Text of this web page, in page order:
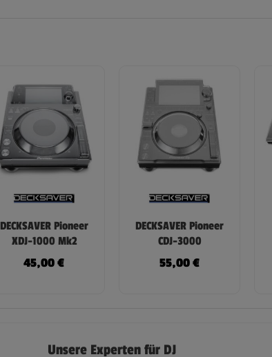
DECKSAVER Pioneer
XDJ-1000 Mk2
45,00€
DECKSAVER Pioneer
CDJ-3000
55,00€
Unsere Experten für DJ